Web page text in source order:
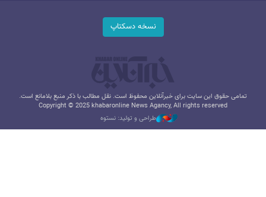
نسخه دسکتاپ
تمامی حقوق این سایت برای خبرآنلاین محفوظ است. نقل مطالب با ذکر منبع بلامانع است.
Copyright © 2025 khabaronline News Agancy, All rights reserved
طراحی و تولید: نستوه